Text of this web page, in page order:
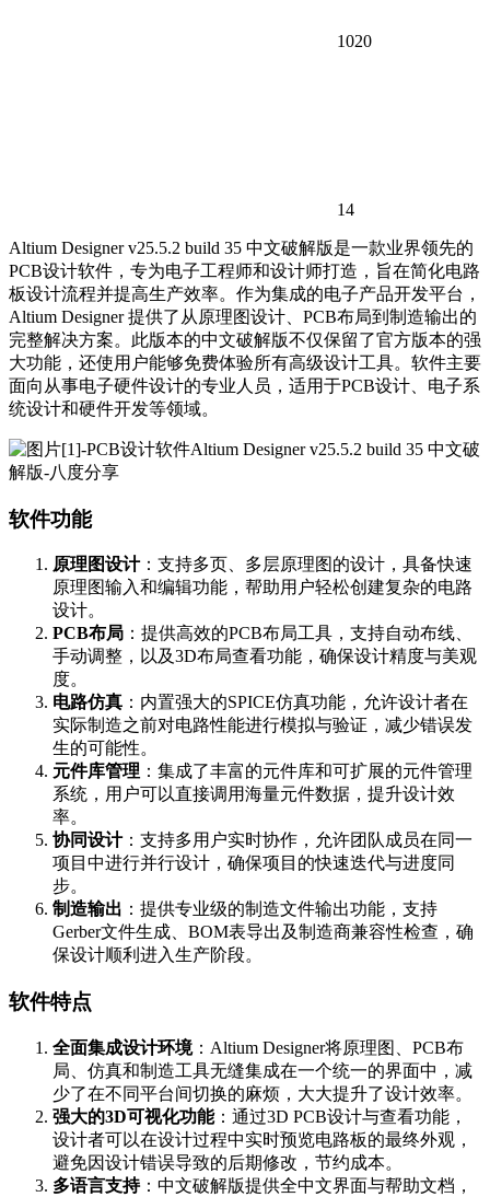
1020
14
Altium Designer v25.5.2 build 35 中文破解版是一款业界领先的
PCB设计软件，专为电子工程师和设计师打造，旨在简化电路
板设计流程并提高生产效率。作为集成的电子产品开发平台，
Altium Designer 提供了从原理图设计、PCB布局到制造输出的
完整解决方案。此版本的中文破解版不仅保留了官方版本的强
大功能，还使用户能够免费体验所有高级设计工具。软件主要
面向从事电子硬件设计的专业人员，适用于PCB设计、电子系
统设计和硬件开发等领域。
软件功能
原理图设计：支持多页、多层原理图的设计，具备快速
原理图输入和编辑功能，帮助用户轻松创建复杂的电路
设计。
PCB布局 ：提供高效的PCB布局工具，支持自动布线、
手动调整，以及3D布局查看功能，确保设计精度与美观
度。
电路仿真 ：内置强大的SPICE仿真功能，允许设计者在
实际制造之前对电路性能进行模拟与验证，减少错误发
生的可能性。
元件库管理 ：集成了丰富的元件库和可扩展的元件管理
系统，用户可以直接调用海量元件数据，提升设计效
率。
协同设计：支持多用户实时协作，允许团队成员在同一
项目中进行并行设计，确保项目的快速迭代与进度同
步。
制造输出 ：提供专业级的制造文件输出功能，支持
Gerber文件生成、BOM表导出及制造商兼容性检查，确
保设计顺利进入生产阶段。
软件特点
全面集成设计环境：Altium Designer将原理图、PCB布
局、仿真和制造工具无缝集成在一个统一的界面中，减
少了在不同平台间切换的麻烦，大大提升了设计效率。
强大的3D可视化功能：通过3D PCB设计与查看功能，
设计者可以在设计过程中实时预览电路板的最终外观，
避免因设计错误导致的后期修改，节约成本。
多语言支持：中文破解版提供全中文界面与帮助文档，